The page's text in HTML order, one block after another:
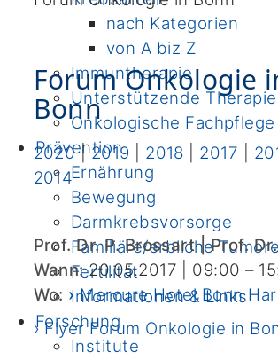
nach Kategorien
von A biz Z
Immuntherapie
Unterstützende
Onkologische Fachpflege
Prävention
Ernährung
Bewegung
Darmkrebsvorsorge
Familiäre/erbliche
Fertilität
Informationen & Links
Forschung
Institute
Forum Onkologie
Bonn
2020|2019 2018 2017
2014
Prof. Dr. P. Brossart | Prof.
Wann:20.05.2017 | 09:00 –
Wo: ›Mercure Hotel Bonn
› Flyer Forum Onkologie in